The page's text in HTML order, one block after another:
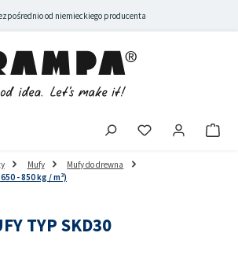
od niemieckiego producenta
Mufy
Mufy do drewna
- 850 kg / m³)
TYP SKD30